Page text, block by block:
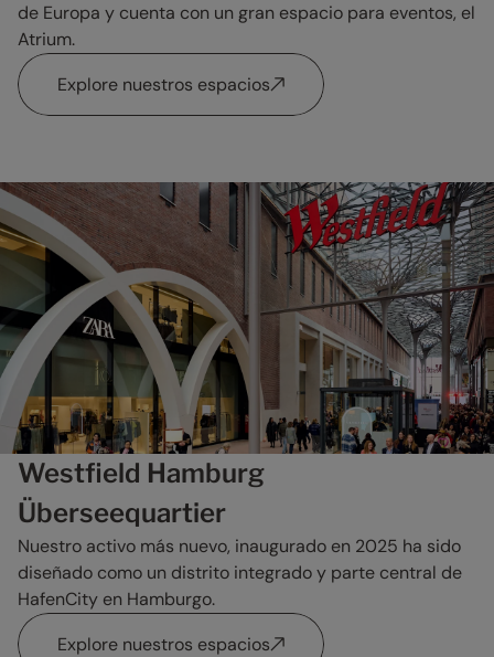
de Europa y cuenta con un gran espacio para eventos, el
Atrium.
Explore nuestros espacios
Westfield Hamburg
Überseequartier
Nuestro activo más nuevo, inaugurado en 2025 ha sido
diseñado como un distrito integrado y parte central de
HafenCity en Hamburgo.
Explore nuestros espacios